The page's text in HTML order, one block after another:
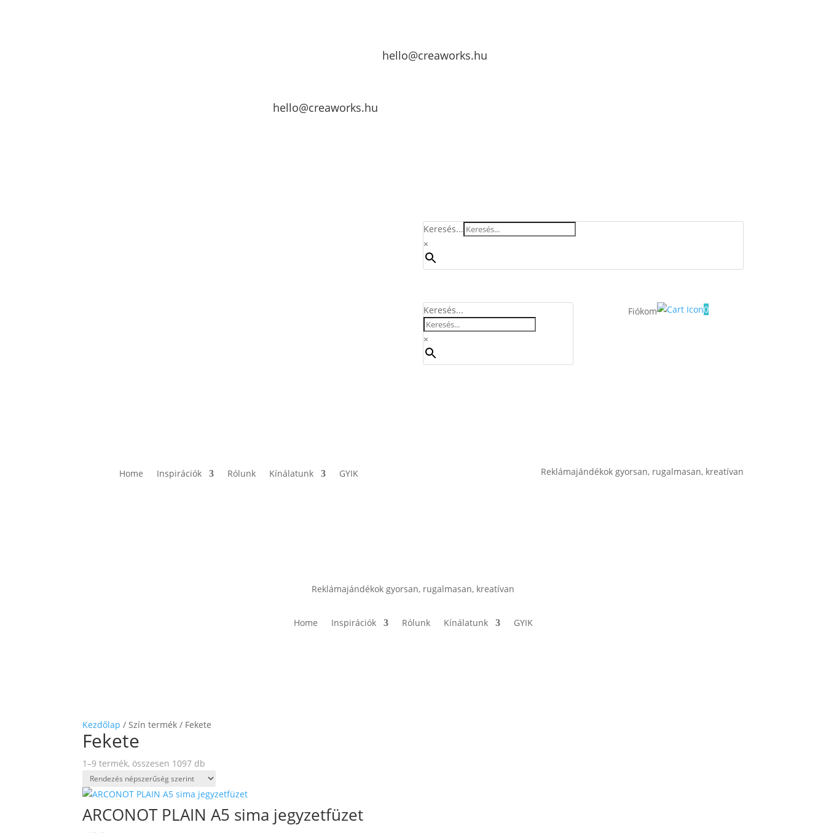
hello@creaworks.hu
hello@creaworks.hu
Keresés...
×
Keresés...
×
Fiókom 0
Home Inspirációk Rólunk Kínálatunk GYIK Reklámajándékok gyorsan, rugalmasan, kreatívan
Reklámajándékok gyorsan, rugalmasan, kreatívan
Home Inspirációk Rólunk Kínálatunk GYIK
Kezdőlap / Szín termék / Fekete
Fekete
1–9 termék, összesen 1097 db
by
popularity
ARCONOT PLAIN A5 sima jegyzetfüzet